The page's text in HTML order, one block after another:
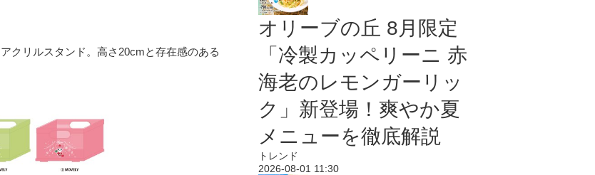
クリルスタンド。高さ20cmと存在感のある
オリーブの丘 8月限定
「冷製カッペリーニ 赤
海老のレモンガーリッ
ク」新登場！爽やか夏
メニューを徹底解説
トレンド
2026-08-01 11:30